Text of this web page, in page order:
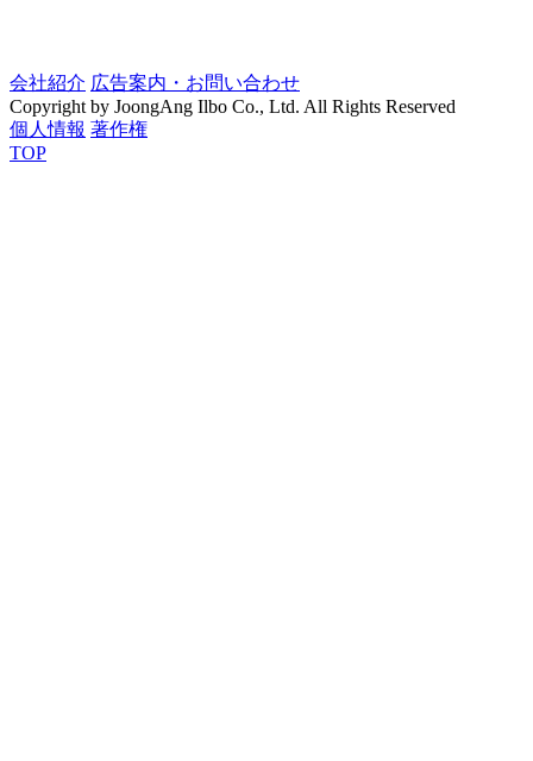
会社紹介 広告案内・お問い合わせ
Copyright by JoongAng Ilbo Co., Ltd. All Rights Reserved
個人情報 著作権
TOP